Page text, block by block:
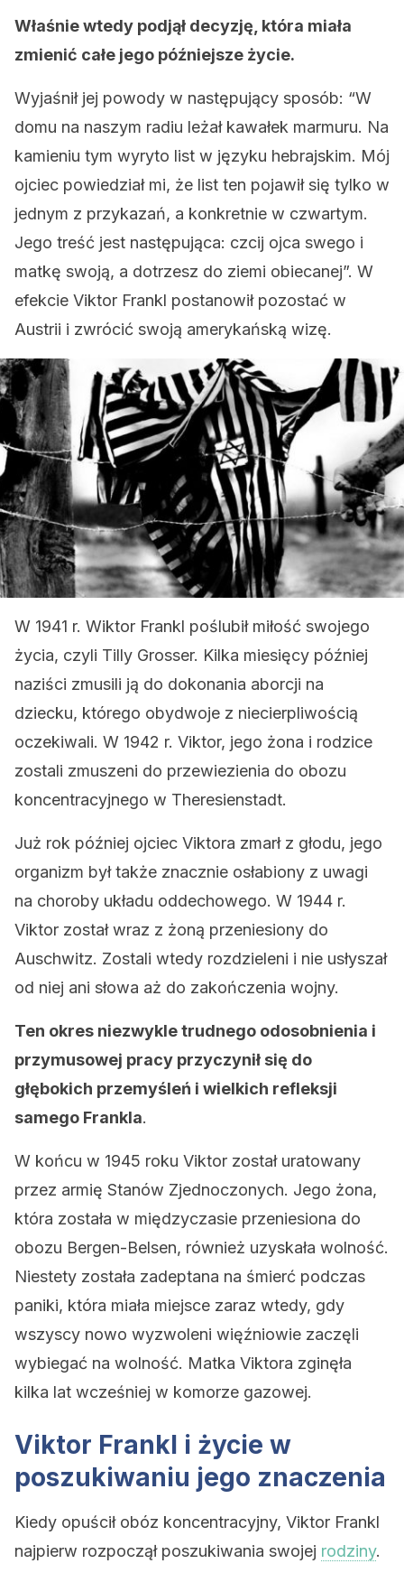
Właśnie wtedy podjął decyzję, która miała
zmienić całe jego późniejsze życie.
Wyjaśnił jej powody w następujący sposób: “W
domu na naszym radiu leżał kawałek marmuru. Na
kamieniu tym wyryto list w języku hebrajskim. Mój
ojciec powiedział mi, że list ten pojawił się tylko w
jednym z przykazań, a konkretnie w czwartym.
Jego treść jest następująca: czcij ojca swego i
matkę swoją, a dotrzesz do ziemi obiecanej”. W
efekcie Viktor Frankl postanowił pozostać w
Austrii i zwrócić swoją amerykańską wizę.
W 1941 r. Wiktor Frankl poślubił miłość swojego
życia, czyli Tilly Grosser. Kilka miesięcy później
naziści zmusili ją do dokonania aborcji na
dziecku, którego obydwoje z niecierpliwością
oczekiwali. W 1942 r. Viktor, jego żona i rodzice
zostali zmuszeni do przewiezienia do obozu
koncentracyjnego w Theresienstadt.
Już rok później ojciec Viktora zmarł z głodu, jego
organizm był także znacznie osłabiony z uwagi
na choroby układu oddechowego. W 1944 r.
Viktor został wraz z żoną przeniesiony do
Auschwitz. Zostali wtedy rozdzieleni i nie usłyszał
od niej ani słowa aż do zakończenia wojny.
Ten okres niezwykle trudnego odosobnienia i
przymusowej pracy przyczynił się do
głębokich przemyśleń i wielkich refleksji
samego Frankla.
W końcu w 1945 roku Viktor został uratowany
przez armię Stanów Zjednoczonych. Jego żona,
która została w międzyczasie przeniesiona do
obozu Bergen-Belsen, również uzyskała wolność.
Niestety została zadeptana na śmierć podczas
paniki, która miała miejsce zaraz wtedy, gdy
wszyscy nowo wyzwoleni więźniowie zaczęli
wybiegać na wolność. Matka Viktora zginęła
kilka lat wcześniej w komorze gazowej.
Viktor Frankl i życie w
poszukiwaniu jego znaczenia
Kiedy opuścił obóz koncentracyjny, Viktor Frankl
najpierw rozpoczął poszukiwania swojej rodziny.